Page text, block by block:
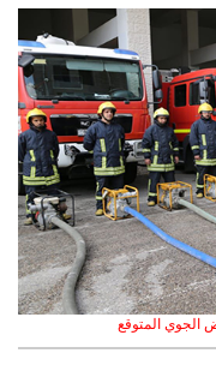
الجوي المتوقع